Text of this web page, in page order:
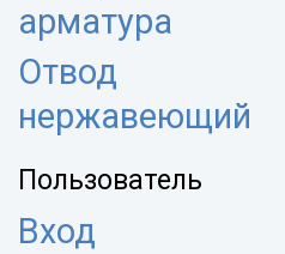
арматура
Отвод
нержавеющий
Пользователь
Вход